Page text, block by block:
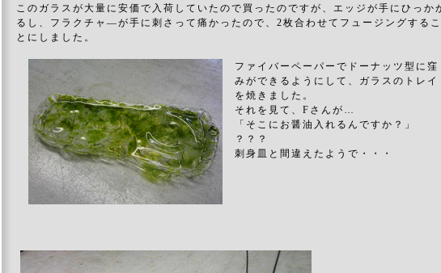
このガラスが大量に安価で入荷していたので買ったのですが、エッジが手にひっか
るし、フラクチャ―が手に刺さって痛かったので、2枚合わせてフュージングするこ
とにしました。
ファイバーペーパーでドーナッツ型に窪
みができるようにして、ガラスのトレイ
を焼きました。
それを見て、Fさんが…
「そこにお醤油入れるんですか？」
？？？
刺身皿と間違えたようで・・・